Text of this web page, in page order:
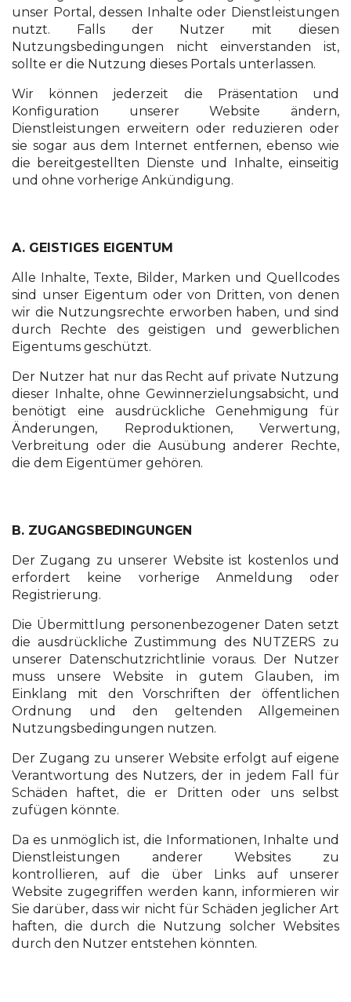
unser Portal, dessen Inhalte oder Dienstleistungen
nutzt. Falls der Nutzer mit diesen
Nutzungsbedingungen nicht einverstanden ist,
sollte er die Nutzung dieses Portals unterlassen.
Wir können jederzeit die Präsentation und
Konfiguration unserer Website ändern,
Dienstleistungen erweitern oder reduzieren oder
sie sogar aus dem Internet entfernen, ebenso wie
die bereitgestellten Dienste und Inhalte, einseitig
und ohne vorherige Ankündigung.
A. GEISTIGES EIGENTUM
Alle Inhalte, Texte, Bilder, Marken und Quellcodes
sind unser Eigentum oder von Dritten, von denen
wir die Nutzungsrechte erworben haben, und sind
durch Rechte des geistigen und gewerblichen
Eigentums geschützt.
Der Nutzer hat nur das Recht auf private Nutzung
dieser Inhalte, ohne Gewinnerzielungsabsicht, und
benötigt eine ausdrückliche Genehmigung für
Änderungen, Reproduktionen, Verwertung,
Verbreitung oder die Ausübung anderer Rechte,
die dem Eigentümer gehören.
B. ZUGANGSBEDINGUNGEN
Der Zugang zu unserer Website ist kostenlos und
erfordert keine vorherige Anmeldung oder
Registrierung.
Die Übermittlung personenbezogener Daten setzt
die ausdrückliche Zustimmung des NUTZERS zu
unserer Datenschutzrichtlinie voraus. Der Nutzer
muss unsere Website in gutem Glauben, im
Einklang mit den Vorschriften der öffentlichen
Ordnung und den geltenden Allgemeinen
Nutzungsbedingungen nutzen.
Der Zugang zu unserer Website erfolgt auf eigene
Verantwortung des Nutzers, der in jedem Fall für
Schäden haftet, die er Dritten oder uns selbst
zufügen könnte.
Da es unmöglich ist, die Informationen, Inhalte und
Dienstleistungen anderer Websites zu
kontrollieren, auf die über Links auf unserer
Website zugegriffen werden kann, informieren wir
Sie darüber, dass wir nicht für Schäden jeglicher Art
haften, die durch die Nutzung solcher Websites
durch den Nutzer entstehen könnten.